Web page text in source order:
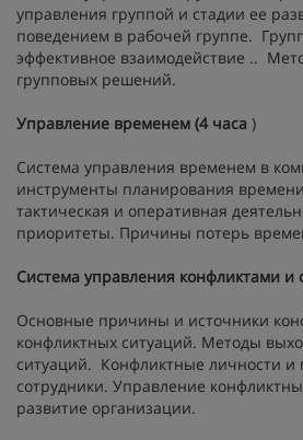
управления группой и стадии ее
поведением в рабочей группе.
эффективное взаимодействие ..
групповых решений.
Управление временем (4 часа )
Система управления временем в
инструменты планирования
тактическая и оперативная
приоритеты. Причины потерь
Система управления конфликтами и
Основные причины и источники
конфликтных ситуаций. Методы
ситуаций. Конфликтные личности и
сотрудники. Управление
развитие организации.